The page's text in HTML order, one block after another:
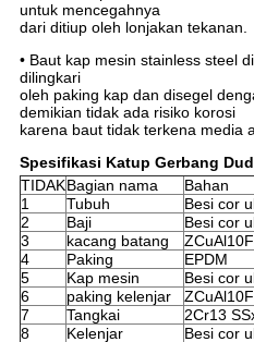
untuk mencegahnya
dari ditiup oleh lonjakan tekanan.
• Baut kap mesin stainless steel
dilingkari
oleh paking kap dan disegel
demikian tidak ada risiko korosi
karena baut tidak terkena media
Spesifikasi Katup Gerbang
TIDAKBagian nama
Bahan
1
Tubuh
Besi cor
2
Baji
Besi cor
3
kacang batang
4
Paking
EPDM
5
Kap mesin
Besi cor
6
paking kelenjar
7
Tangkai
2Cr13
8
Kelenjar Besi cor